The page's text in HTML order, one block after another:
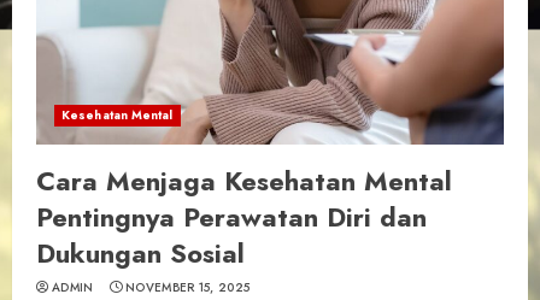
Kesehatan Mental
Cara Menjaga Kesehatan Mental
Pentingnya Perawatan Diri dan
Dukungan Sosial
ADMIN NOVEMBER 15, 2025